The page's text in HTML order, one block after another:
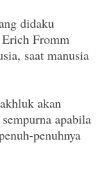
didaku
Fromm
saat manusia
akan
apabila
penuhnya